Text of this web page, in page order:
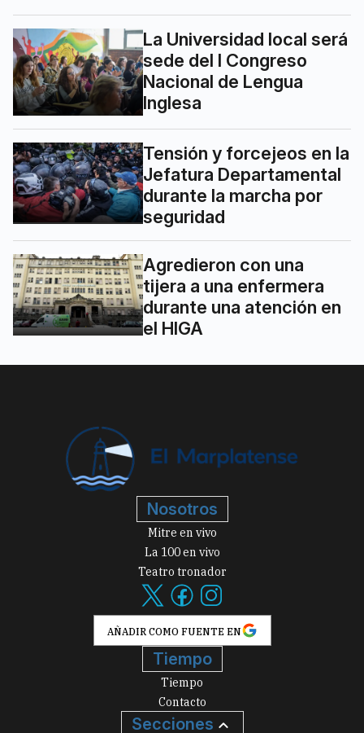
La Universidad local será
sede del I Congreso
Nacional de Lengua
Inglesa
Tensión y forcejeos en la
Jefatura Departamental
durante la marcha por
seguridad
Agredieron con una
tijera a una enfermera
durante una atención en
el HIGA
Nosotros
Mitre en vivo
La 100 en vivo
Teatro tronador
AÑADIR COMO FUENTE EN
Tiempo
Tiempo
Contacto
Secciones